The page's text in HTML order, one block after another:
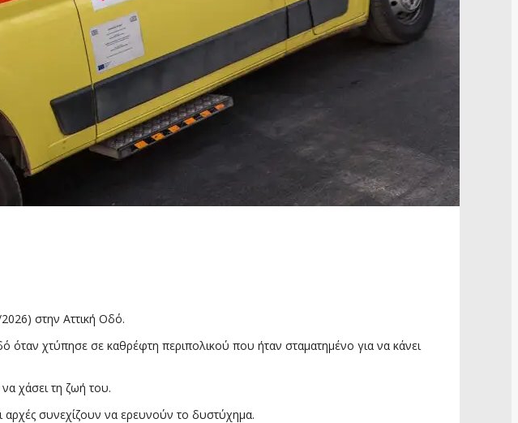
στην Αττική Οδό.
όταν χτύπησε σε καθρέφτη περιπολικού που ήταν σταματημένο για να κάνει
χάσει τη ζωή του.
αρχές συνεχίζουν να ερευνούν το δυστύχημα.